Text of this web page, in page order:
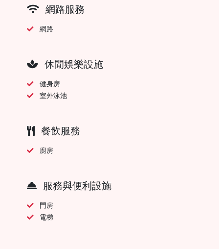
網路服務
網路
休閒娛樂設施
健身房
室外泳池
餐飲服務
廚房
服務與便利設施
門房
電梯